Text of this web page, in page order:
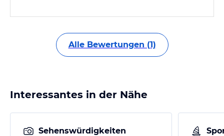
Alle Bewertungen (1)
Interessantes in der Nähe
Sehenswürdigkeiten